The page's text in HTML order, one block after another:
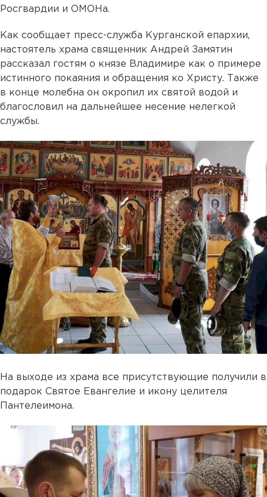
Росгвардии и ОМОНа.
Как сообщает пресс-служба Курганской епархии,
настоятель храма священник Андрей Замятин
рассказал гостям о князе Владимире как о примере
истинного покаяния и обращения ко Христу. Также
в конце молебна он окропил их святой водой и
благословил на дальнейшее несение нелегкой
службы.
На выходе из храма все присутствующие получили в
подарок Святое Евангелие и икону целителя
Пантелеимона.